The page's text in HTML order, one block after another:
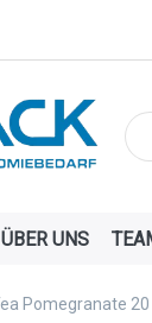
ÜBER UNS
Pomegranate 20